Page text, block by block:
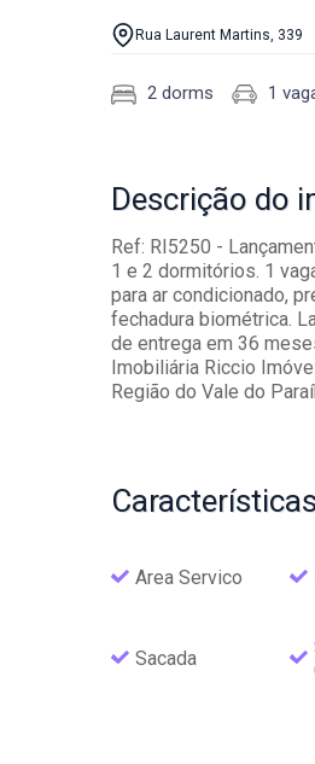
Rua Laurent Martins, 339
2 dorms 1
Descrição do
Ref: RI5250 -
1 e 2 dormitórios. 1
para ar condicionado,
fechadura biométrica.
de entrega em 36
Imobiliária Riccio
Região do Vale do
Area Servico
Sacada